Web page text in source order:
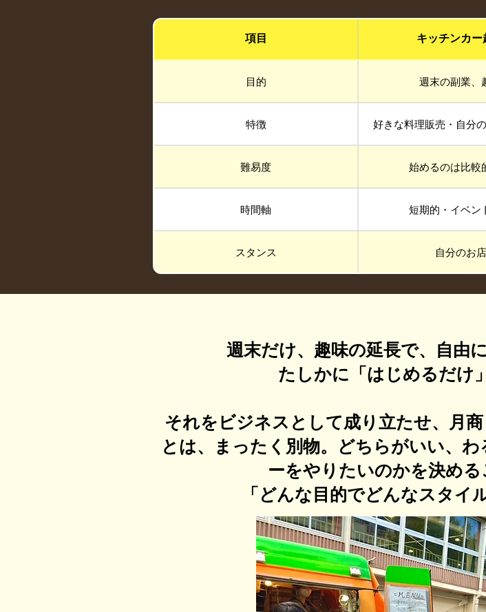
項目 キッチンカー
目的 週末の副業、
特徴 好きな料理販売・自分
難易度 始めるのは比較
時間軸 短期的・イベン
スタンス 自分のお店
週末だけ、趣味の延長で、自由
たしかに「はじめるだけ
それをビジネスとして成り立たせ、月
とは、まったく別物。どちらがいい、
ーをやりたいのかを決め
「どんな目的でどんなスタイ